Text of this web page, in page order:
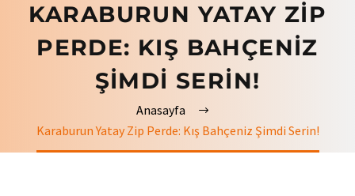
KARABURUN YATAY ZIP
PERDE: KIŞ BAHÇENIZ
ŞIMDI SERIN!
Anasayfa
Karaburun Yatay Zip Perde: Kış Bahçeniz Şimdi Serin!